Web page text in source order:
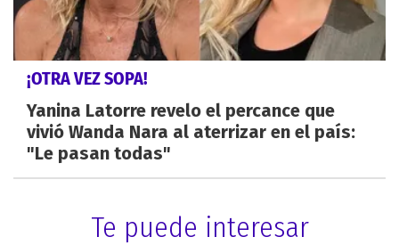
¡OTRA VEZ SOPA!
Yanina Latorre revelo el percance que
vivió Wanda Nara al aterrizar en el país:
"Le pasan todas"
Te puede interesar